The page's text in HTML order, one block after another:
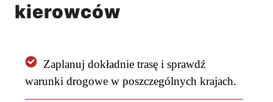
kierowców
Zaplanuj dokładnie trasę i sprawdź
warunki drogowe w poszczególnych krajach.